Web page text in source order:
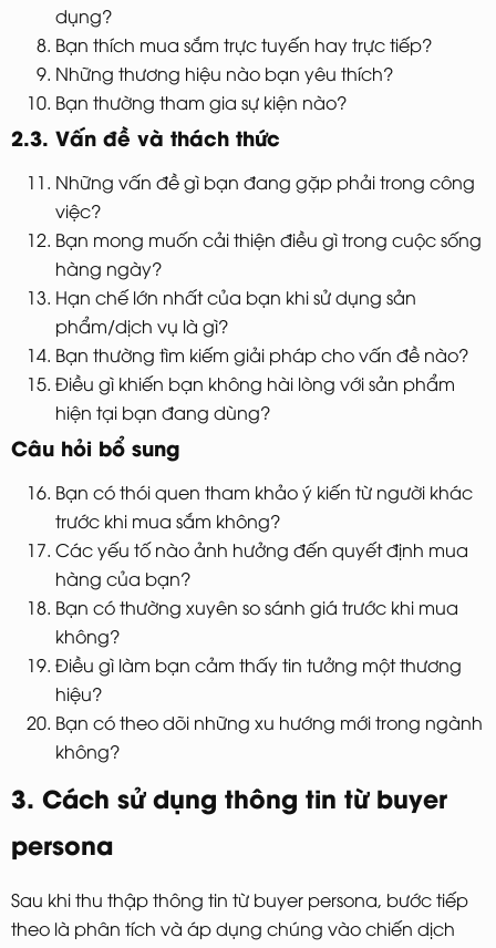
dụng?
Bạn thích mua sắm trực tuyến hay trực tiếp?
Những thương hiệu nào bạn yêu thích?
Bạn thường tham gia sự kiện nào?
2.3. Vấn đề và thách thức
Những vấn đề gì bạn đang gặp phải trong công
việc?
Bạn mong muốn cải thiện điều gì trong cuộc sống
hàng ngày?
Hạn chế lớn nhất của bạn khi sử dụng sản
phẩm/dịch vụ là gì?
Bạn thường tìm kiếm giải pháp cho vấn đề nào?
Điều gì khiến bạn không hài lòng với sản phẩm
hiện tại bạn đang dùng?
Câu hỏi bổ sung
Bạn có thói quen tham khảo ý kiến từ người khác
trước khi mua sắm không?
Các yếu tố nào ảnh hưởng đến quyết định mua
hàng của bạn?
Bạn có thường xuyên so sánh giá trước khi mua
không?
Điều gì làm bạn cảm thấy tin tưởng một thương
hiệu?
Bạn có theo dõi những xu hướng mới trong ngành
không?
3. Cách sử dụng thông tin từ buyer
persona
Sau khi thu thập thông tin từ buyer persona, bước tiếp
theo là phân tích và áp dụng chúng vào chiến dịch